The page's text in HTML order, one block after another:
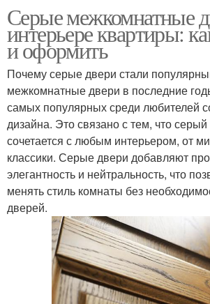
Серые межкомнатные
интерьере квартиры:
и оформить
Почему серые двери стали
межкомнатные двери в последние
самых популярных среди любителей
дизайна. Это связано с тем, что серый
сочетается с любым интерьером, от
классики. Серые двери добавляют
элегантность и нейтральность, что
менять стиль комнаты без
дверей.